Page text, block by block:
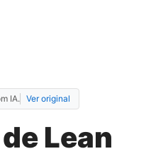
IA. Ver original
Lean